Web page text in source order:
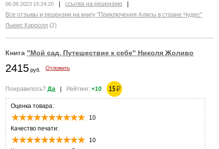
06.08.2023 15:24:20 ссылка на рецензию
Все отзывы и рецензии на книгу "Приключения Алисы в стране Чудес"
Льюис Кэрролл (2)
Книга "Мой сад. Путешествие к себе" Николя Жоливо
2415 руб. Отложить
Понравилось?Да | Рейтинг:+10 15₽
Оценка товара:
10
Качество печати:
10